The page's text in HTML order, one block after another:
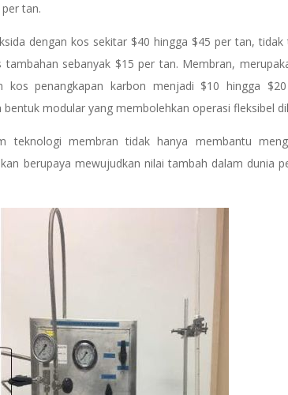
tan.
dengan kos sekitar $40 hingga $45 per tan, tidak
sebanyak $15 per tan. Membran,
kos penangkapan karbon menjadi $10 hingga
modular yang membolehkan operasi fleksibel
teknologi membran tidak hanya membantu
berupaya mewujudkan nilai tambah dalam dunia